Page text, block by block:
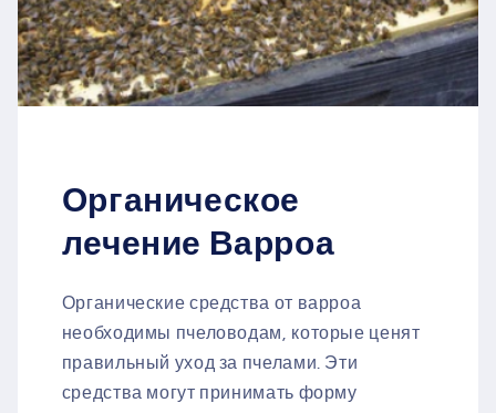
Органическое
лечение Варроа
Органические средства от варроа
необходимы пчеловодам, которые ценят
правильный уход за пчелами. Эти
средства могут принимать форму